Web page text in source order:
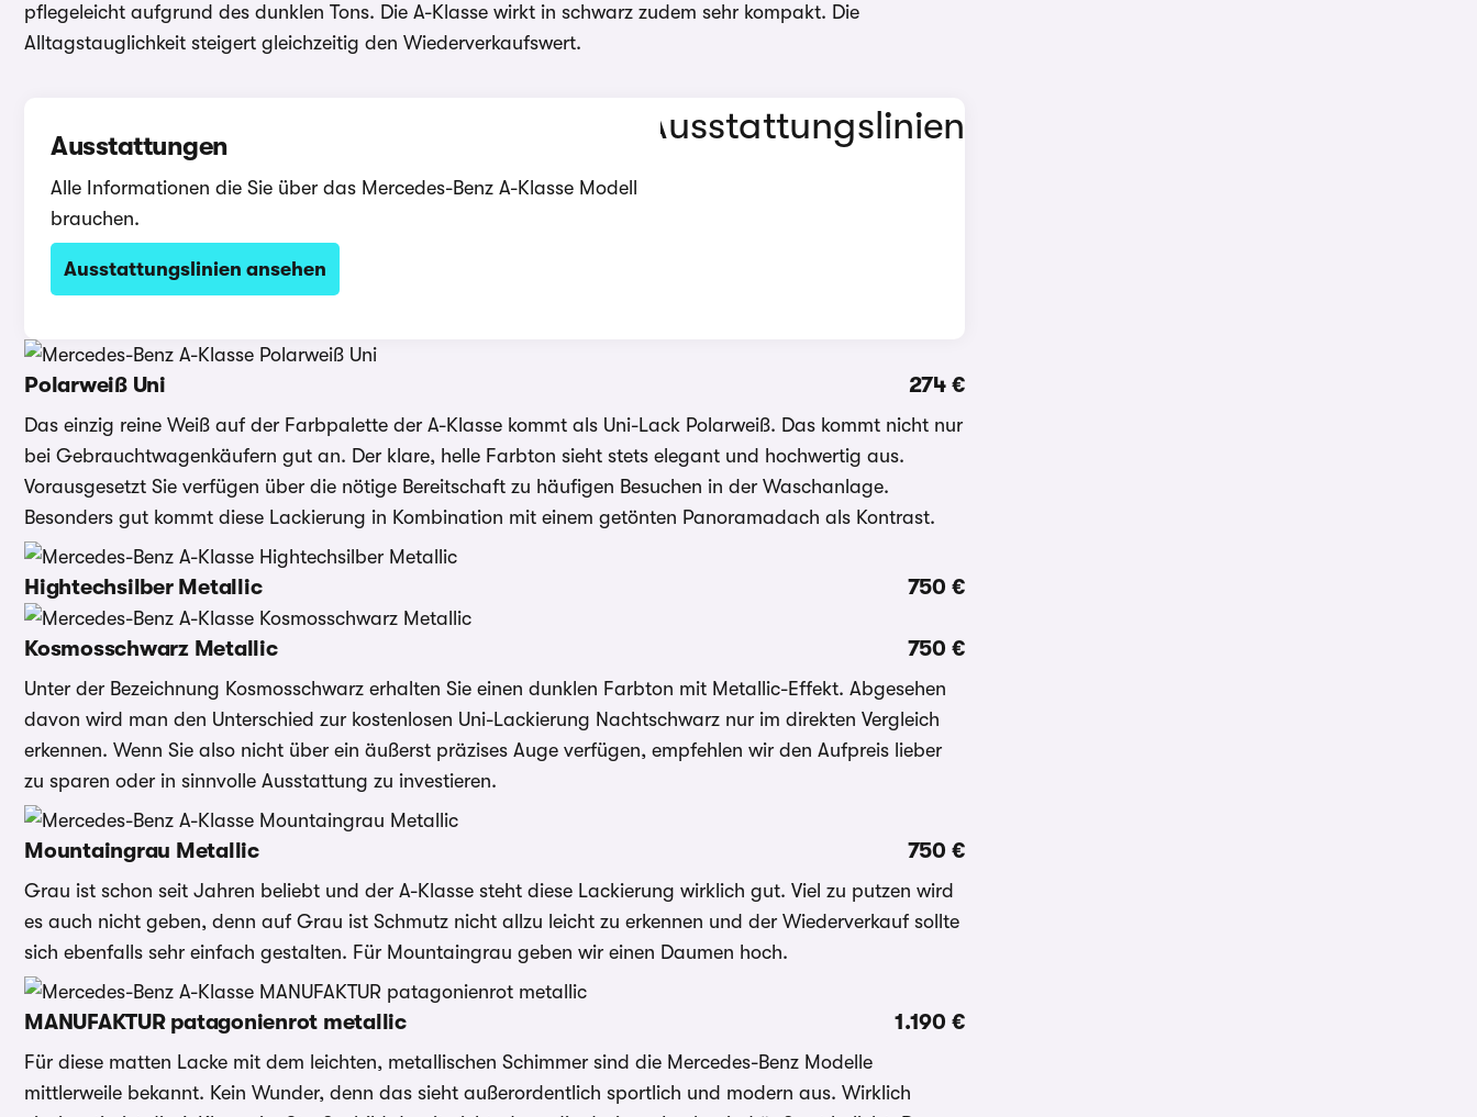
pflegeleicht aufgrund des dunklen Tons. Die A-Klasse wirkt in schwarz zudem sehr kompakt. Die
Alltagstauglichkeit steigert gleichzeitig den Wiederverkaufswert.
Ausstattungen
Alle Informationen die Sie über das Mercedes-Benz A-Klasse Modell
brauchen.
Ausstattungslinien ansehen
Polarweiß Uni 274 €
Das einzig reine Weiß auf der Farbpalette der A-Klasse kommt als Uni-Lack Polarweiß. Das kommt nicht nur
bei Gebrauchtwagenkäufern gut an. Der klare, helle Farbton sieht stets elegant und hochwertig aus.
Vorausgesetzt Sie verfügen über die nötige Bereitschaft zu häufigen Besuchen in der Waschanlage.
Besonders gut kommt diese Lackierung in Kombination mit einem getönten Panoramadach als Kontrast.
Hightechsilber Metallic 750 €
Kosmosschwarz Metallic 750 €
Unter der Bezeichnung Kosmosschwarz erhalten Sie einen dunklen Farbton mit Metallic-Effekt. Abgesehen
davon wird man den Unterschied zur kostenlosen Uni-Lackierung Nachtschwarz nur im direkten Vergleich
erkennen. Wenn Sie also nicht über ein äußerst präzises Auge verfügen, empfehlen wir den Aufpreis lieber
zu sparen oder in sinnvolle Ausstattung zu investieren.
Mountaingrau Metallic 750 €
Grau ist schon seit Jahren beliebt und der A-Klasse steht diese Lackierung wirklich gut. Viel zu putzen wird
es auch nicht geben, denn auf Grau ist Schmutz nicht allzu leicht zu erkennen und der Wiederverkauf sollte
sich ebenfalls sehr einfach gestalten. Für Mountaingrau geben wir einen Daumen hoch.
MANUFAKTUR patagonienrot metallic 1.190 €
Für diese matten Lacke mit dem leichten, metallischen Schimmer sind die Mercedes-Benz Modelle
mittlerweile bekannt. Kein Wunder, denn das sieht außerordentlich sportlich und modern aus. Wirklich